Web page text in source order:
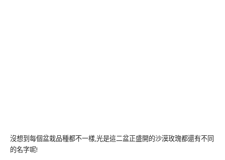
沒想到每個盆栽品種都不一樣,光是這二盆正盛開的沙漠玫瑰都還有不同
的名字呢!